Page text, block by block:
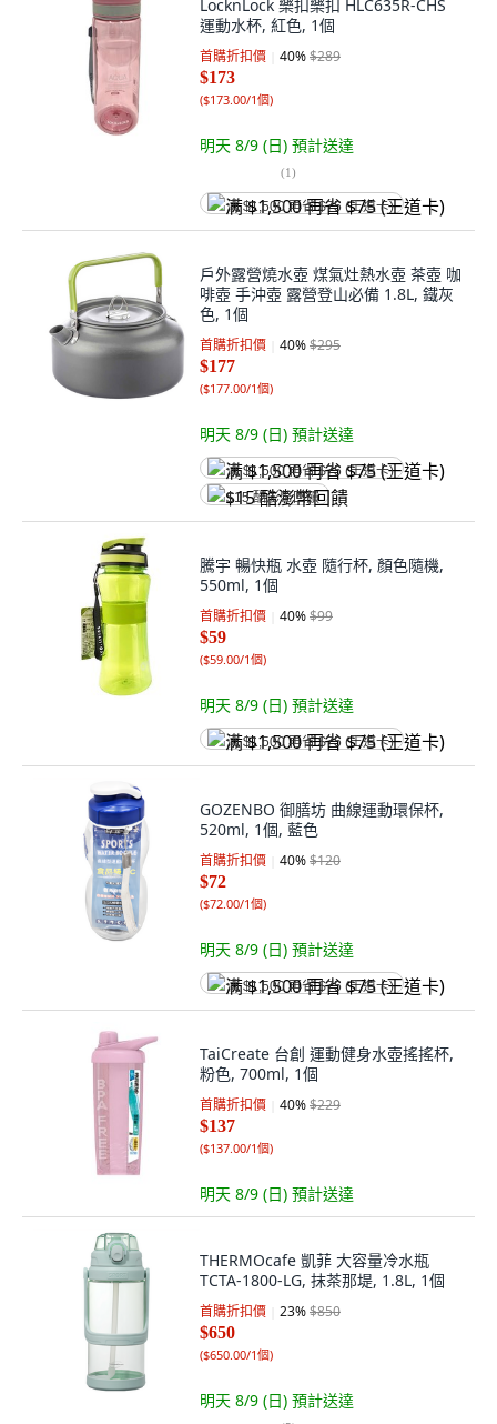
LocknLock 樂扣樂扣 HLC635R-CHS
運動水杯, 紅色, 1個
首購折扣價 40%$289
$173
($173.00/1個)
明天 8/9 (日) 預計送達
(1)
满 $1,500 再省 $75 (王道卡)
戶外露營燒水壺 煤氣灶熱水壺 茶壺 咖
啡壺 手沖壺 露營登山必備 1.8L, 鐵灰
色, 1個
首購折扣價 40%$295
$177
($177.00/1個)
明天 8/9 (日) 預計送達
满 $1,500 再省 $75 (王道卡)
$15 酷澎幣回饋
騰宇 暢快瓶 水壺 隨行杯, 顏色隨機,
550ml, 1個
首購折扣價 40%$99
$59
($59.00/1個)
明天 8/9 (日) 預計送達
满 $1,500 再省 $75 (王道卡)
GOZENBO 御膳坊 曲線運動環保杯,
520ml, 1個, 藍色
首購折扣價 40%$120
$72
($72.00/1個)
明天 8/9 (日) 預計送達
满 $1,500 再省 $75 (王道卡)
TaiCreate 台創 運動健身水壺搖搖杯,
粉色, 700ml, 1個
首購折扣價 40%$229
$137
($137.00/1個)
明天 8/9 (日) 預計送達
THERMOcafe 凱菲 大容量冷水瓶
TCTA-1800-LG, 抹茶那堤, 1.8L, 1個
首購折扣價 23%$850
$650
($650.00/1個)
明天 8/9 (日) 預計送達